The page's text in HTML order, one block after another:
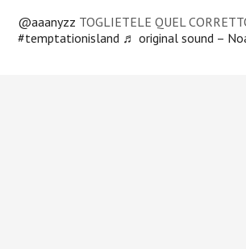
@aaanyzz TOGLIETELE QUEL
#temptationisland ♬ original sound –